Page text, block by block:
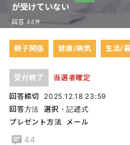
が受けていない
回答 44件
親子関係 健康/病気 生活/
受付終了 当選者確定
回答締切
2025.12.18 23:59
回答方法 選択・記述式
プレゼント方法
メール
44